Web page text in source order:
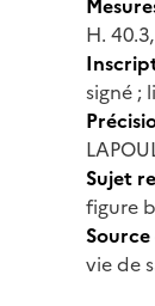
H.
signé ;
Sujet
figure
vie de